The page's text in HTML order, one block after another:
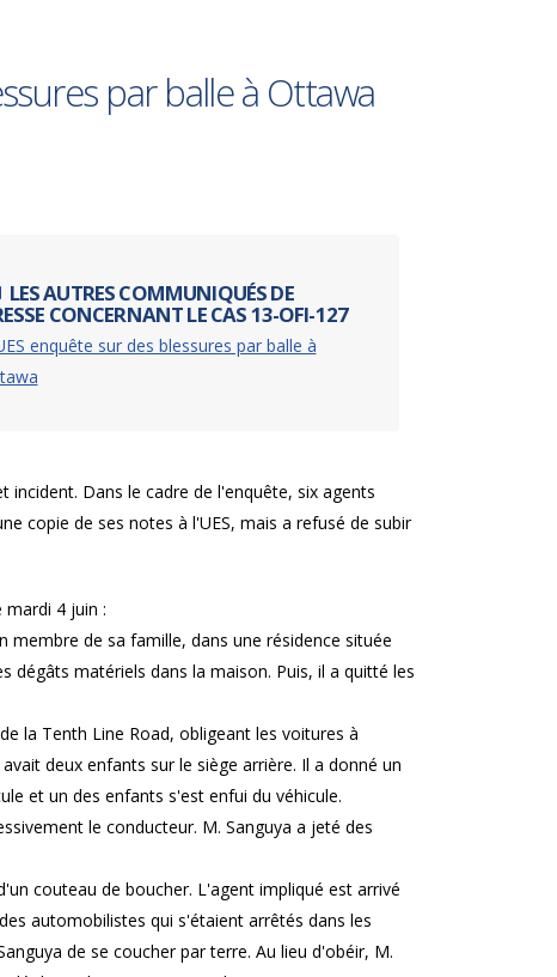
par balle à Ottawa
LES AUTRES COMMUNIQUÉS DE
CONCERNANT LE CAS 13-OFI-127
enquête sur des blessures par balle à
incident. Dans le cadre de l'enquête, six agents
copie de ses notes à l'UES, mais a refusé de subir
mardi 4 juin :
membre de sa famille, dans une résidence située
dégâts matériels dans la maison. Puis, il a quitté les
la Tenth Line Road, obligeant les voitures à
deux enfants sur le siège arrière. Il a donné un
et un des enfants s'est enfui du véhicule.
le conducteur. M. Sanguya a jeté des
couteau de boucher. L'agent impliqué est arrivé
automobilistes qui s'étaient arrêtés dans les
de se coucher par terre. Au lieu d'obéir, M.